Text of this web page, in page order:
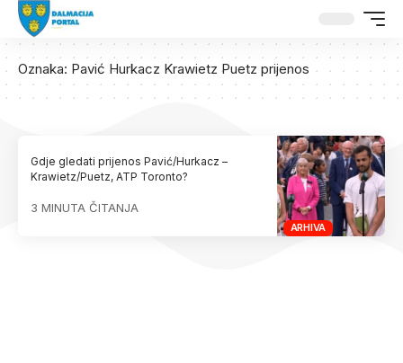
Oznaka: Pavić Hurkacz Krawietz Puetz prijenos
ARHIVA
Gdje gledati prijenos Pavić/Hurkacz –
Krawietz/Puetz, ATP Toronto?
3 MINUTA ČITANJA